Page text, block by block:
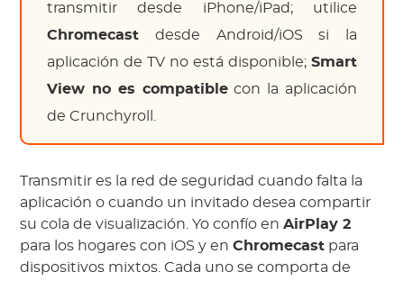
transmitir desde iPhone/iPad; utilice
Chromecast desde Android/iOS si la
aplicación de TV no está disponible; Smart
View no es compatiblecon la aplicación
de Crunchyroll.
Transmitir es la red de seguridad cuando falta la
aplicación o cuando un invitado desea compartir
su cola de visualización. Yo confío enAirPlay 2
para los hogares con iOS y enChromecast para
dispositivos mixtos. Cada uno se comporta de